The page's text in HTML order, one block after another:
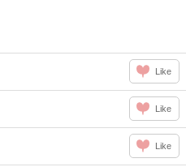
Like
Like
Like